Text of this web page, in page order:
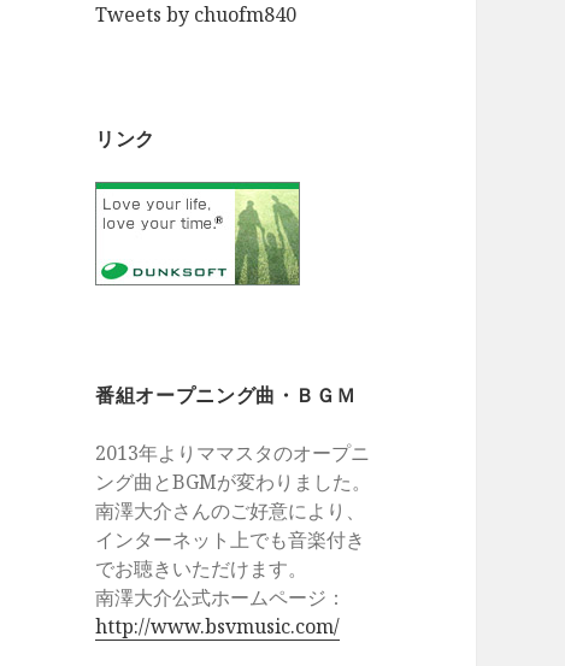
Tweets by chuofm840
リンク
番組オープニング曲・ＢＧＭ
2013年よりママスタのオープニ
ング曲とBGMが変わりました。
南澤大介さんのご好意により、
インターネット上でも音楽付き
でお聴きいただけます。
南澤大介公式ホームページ：
http://www.bsvmusic.com/